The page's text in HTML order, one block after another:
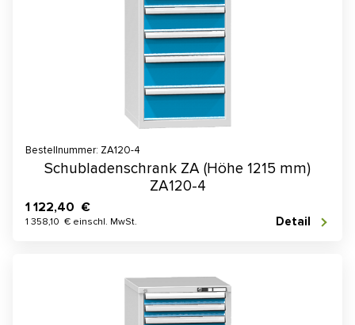
Bestellnummer: ZA120-4
Schubladenschrank ZA (Höhe 1215 mm)
ZA120-4
1 122,40 €
1 358,10 € einschl. MwSt. Detail